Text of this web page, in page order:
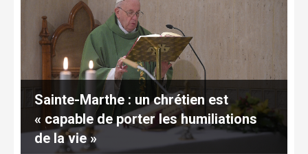
Sainte-Marthe : un chrétien est
« capable de porter les humiliations
de la vie »